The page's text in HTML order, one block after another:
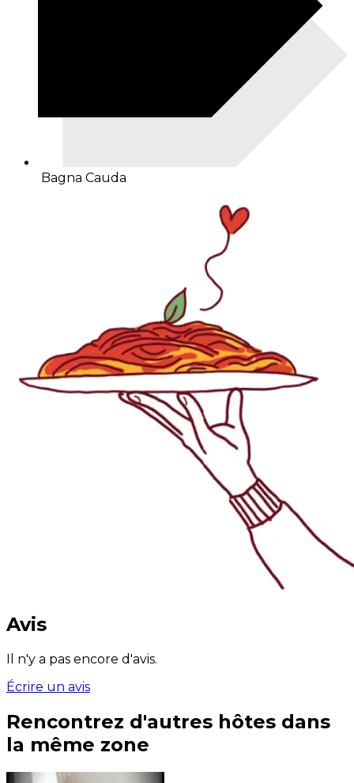
Bagna Cauda
Avis
Il n'y a pas encore d'avis.
Écrire un avis
Rencontrez d'autres hôtes dans
la même zone